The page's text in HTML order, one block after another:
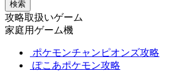
検索
攻略取扱いゲーム
家庭用ゲーム機
ポケモンチャンピオンズ攻略
ぽこあポケモン攻略